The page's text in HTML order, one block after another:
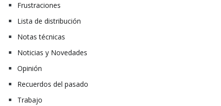
Frustraciones
Lista de distribución
Notas técnicas
Noticias y Novedades
Opinión
Recuerdos del pasado
Trabajo